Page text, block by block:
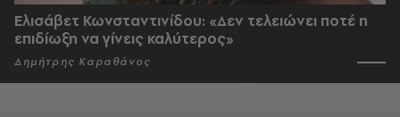
Ελισάβετ Κωνσταντινίδου: «Δεν τελειώνει ποτέ η
επιδίωξη να γίνεις καλύτερος»
Δημήτρης Καραθάνος